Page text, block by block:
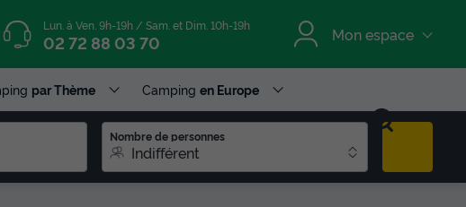
Lun. à Ven. 9h-19h / Sam. et Dim. 10h-19h
02 72 88 03 70 Mon espace
par Thème Camping en Europe
Nombre de personnes
Indifférent